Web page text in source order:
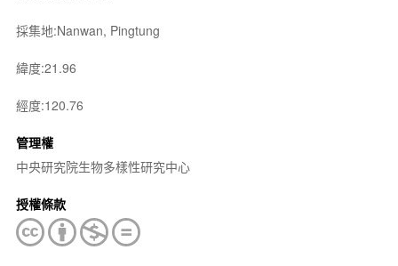
採集地:Nanwan, Pingtung
緯度:21.96
經度:120.76
管理權
中央研究院生物多樣性研究中心
授權條款